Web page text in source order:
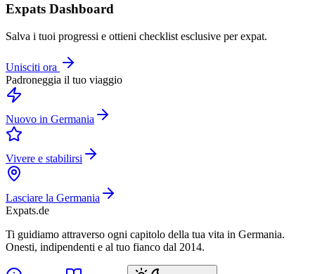
Expats Dashboard
Salva i tuoi progressi e ottieni checklist esclusive per expat.
Unisciti ora
Padroneggia il tuo viaggio
Nuovo in Germania
Vivere e stabilirsi
Lasciare la Germania
Expats.de
Ti guidiamo attraverso ogni capitolo della tua vita in Germania.
Onesti, indipendenti e al tuo fianco dal 2014.